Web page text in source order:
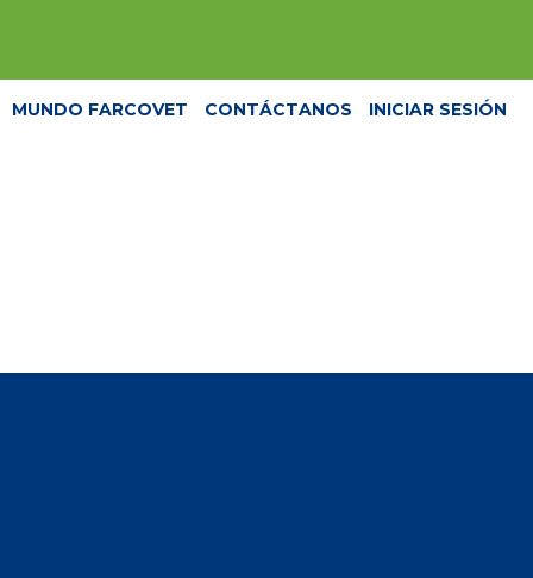
MUNDO FARCOVET CONTÁCTANOS INICIAR SESIÓN